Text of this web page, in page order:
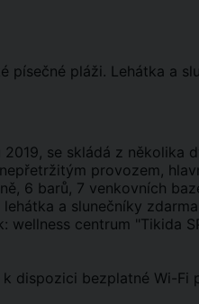
písečné pláži. Lehátka a
se skládá z několika
provozem,
6 barů, 7 venkovních
a slunečníky
wellness centrum "Tikida
dispozici bezplatné Wi-Fi